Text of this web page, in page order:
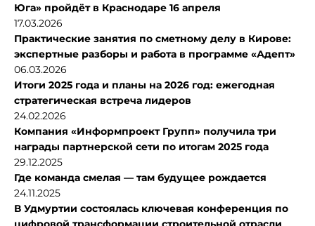
Юга» пройдёт в Краснодаре 16 апреля
17.03.2026
Практические занятия по сметному делу в Кирове:
экспертные разборы и работа в программе «Адепт»
06.03.2026
Итоги 2025 года и планы на 2026 год: ежегодная
стратегическая встреча лидеров
24.02.2026
Компания «Информпроект Групп» получила три
награды партнерской сети по итогам 2025 года
29.12.2025
Где команда смелая — там будущее рождается
24.11.2025
В Удмуртии состоялась ключевая конференция по